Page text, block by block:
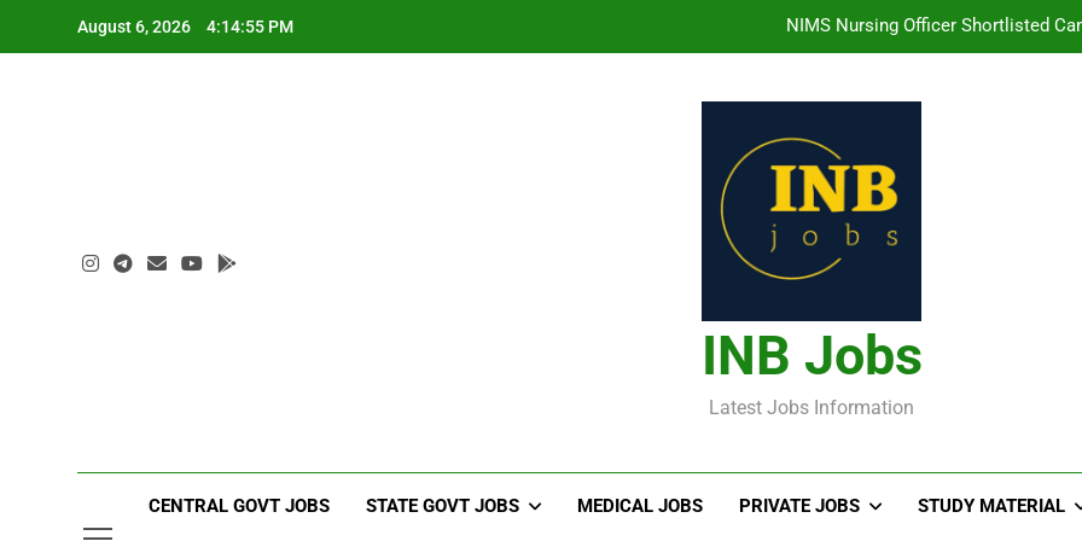
August 6, 2026 4:14:56 PM తిరుమల తిరుపతి దేవస్థానం సంస్థలో
NIMS Nursing Officer Shortlisted
తిరుమల తిరుపతి దేవస్థానం సంస్థలో ఉద్యోగాలు
INB Jobs
Latest Jobs Information
CENTRAL GOVT JOBS STATE GOVT JOBS MEDICAL JOBS PRIVATE JOBS STUDY MATERIAL